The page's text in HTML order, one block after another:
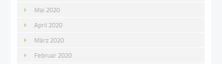
Mai 2020
April 2020
März 2020
Februar 2020